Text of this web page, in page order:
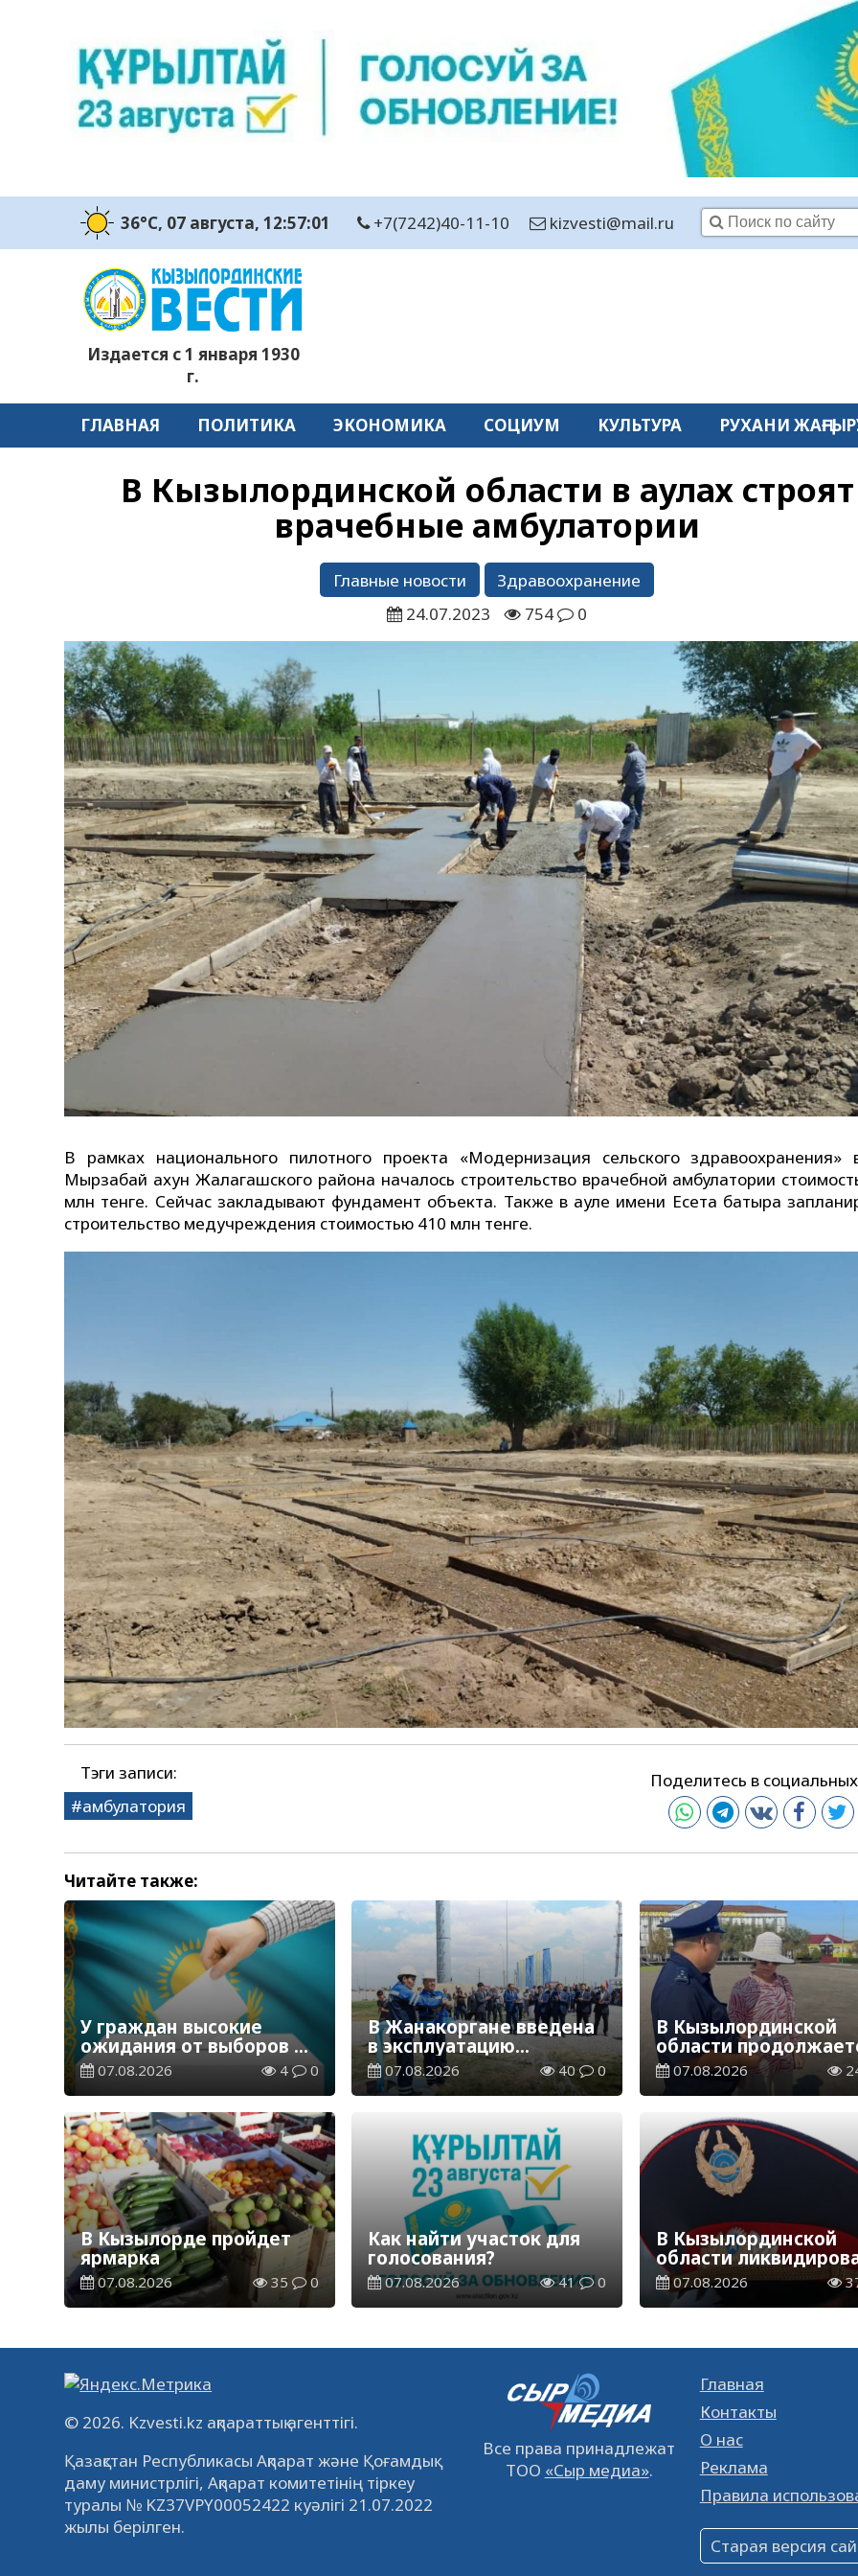
36°C, 07 августа, 12:57:02 +7(7242)40-11-10 kizvesti@mail.ru
Издается с 1 января 1930
г.
ГЛАВНАЯ ПОЛИТИКА ЭКОНОМИКА СОЦИУМ КУЛЬТУРА РУХАНИ
В Кызылординской области в аулах строят
врачебные амбулатории
Главные новости
Здравоохранение
24.07.2023
754 0
В рамках национального пилотного проекта «Модернизация сельского здравоохранения»
Мырзабай ахун Жалагашского района началось строительство врачебной амбулатории
млн тенге. Сейчас закладывают фундамент объекта. Также в ауле имени Есета батыра
строительство медучреждения стоимостью 410 млн тенге.
Тэги записи:
амбулатория
Поделитесь в
Читайте также:
У граждан высокие
ожидания от выборов в
Курултай – опрос
общественного мнения
07.08.2026 4 0
В Жанакоргане введена
в эксплуатацию
водораспределительная
станция
07.08.2026 40 0
В Кызылординской
области
экологическая акция
«Таза Қазақстан»
07.08.2026
В Кызылорде пройдет
ярмарка
07.08.2026 35 0
Как найти участок для
голосования?
07.08.2026 41 0
В Кызылординской
области
группа нелегальных
добытчиков золота
07.08.2026
© 2026. Kzvesti.kz ақпараттық агенттігі.
Қазақстан Республикасы Ақпарат және Қоғамдық
даму министрлігі, Ақпарат комитетінің тіркеу
туралы № KZ37VPY00052422 куәлігі 21.07.2022
жылы берілген.
Все права принадлежат
ТОО «Сыр медиа».
Главная
Контакты
О нас
Реклама
Правила
Старая версия